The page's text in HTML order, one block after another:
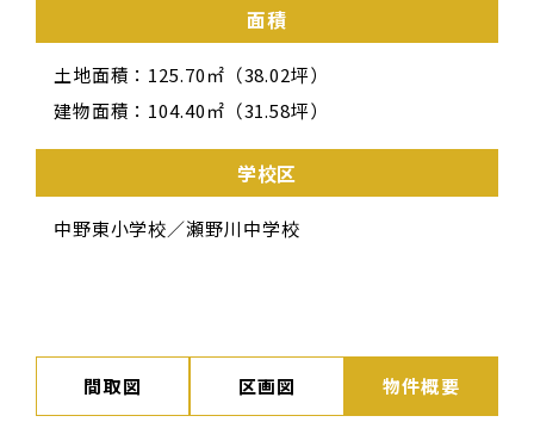
面積
土地面積：125.70㎡（38.02坪）
建物面積：104.40㎡（31.58坪）
学校区
中野東小学校／瀬野川中学校
間取図 区画図 物件概要